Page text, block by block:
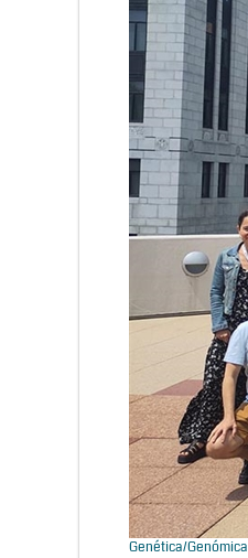
Genética/Genómica